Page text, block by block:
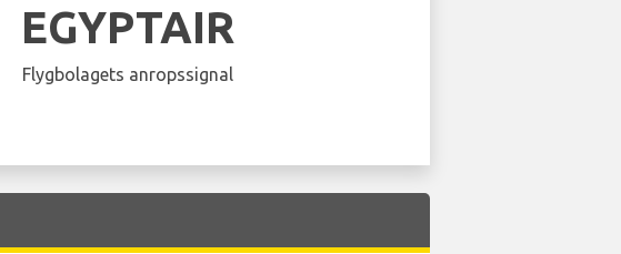
EGYPTAIR
Flygbolagets anropssignal